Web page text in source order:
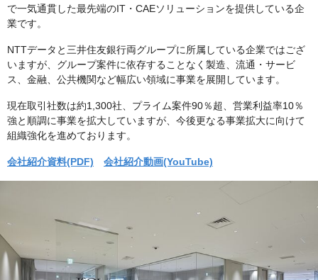
で一気通貫した最先端のIT・CAEソリューションを提供している企
業です。
NTTデータと三井住友銀行両グループに所属している企業ではござ
いますが、グループ案件に依存することなく製造、流通・サービ
ス、金融、公共機関など幅広い領域に事業を展開しています。
現在取引社数は約1,300社、プライム案件90％超、営業利益率10％
強と順調に事業を拡大していますが、今後更なる事業拡大に向けて
組織強化を進めております。
会社紹介資料(PDF) 会社紹介動画(YouTube)